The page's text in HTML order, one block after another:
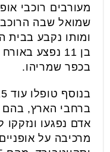
מעורבים רוכבי
ומותו נקבע בבית
בן 11 נפצע
בכפר שמריהו.
אדם נפגעו ונזקקו
מרכיבה על